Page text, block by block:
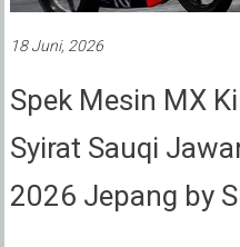
18 Juni, 2026
Spek Mesin MX
Syirat Sauqi
2026 Jepang by